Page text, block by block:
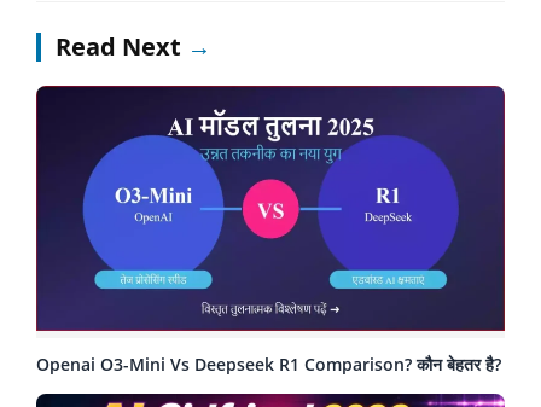
Read Next →
Openai O3-Mini Vs Deepseek R1 Comparison? कौन बेहतर है?